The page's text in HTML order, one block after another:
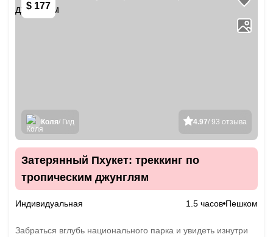
$ 177
4.97/ 93 отзыва
Коля/ Гид
Затерянный Пхукет: треккинг по
тропическим джунглям
Индивидуальная 1.5 часов Пешком
Забраться вглубь национального парка и увидеть изнутри